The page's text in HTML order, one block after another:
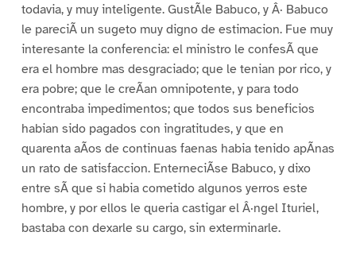
todavia, y muy inteligente. GustÃle Babuco, y Â· Babuco
le pareciÃ un sugeto muy digno de estimacion. Fue muy
interesante la conferencia: el ministro le confesÃ que
era el hombre mas desgraciado; que le tenian por rico, y
era pobre; que le creÃan omnipotente, y para todo
encontraba impedimentos; que todos sus beneficios
habian sido pagados con ingratitudes, y que en
quarenta aÃos de continuas faenas habia tenido apÃnas
un rato de satisfaccion. EnterneciÃse Babuco, y dixo
entre sÃ que si habia cometido algunos yerros este
hombre, y por ellos le queria castigar el Â·ngel Ituriel,
bastaba con dexarle su cargo, sin exterminarle.